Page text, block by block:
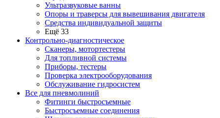
Ультразвуковые ванны
Опоры и траверсы для вывешивания двигателя
Средства индивидуальной защиты
Ещё 33
Контрольно-диагностическое
Сканеры, мотортестеры
Для топливной системы
Приборы, тестеры
Проверка электрооборудования
Обслуживание гидросистем
Все для пневмолиний
Фитинги быстросъемные
Быстросъемные соединения